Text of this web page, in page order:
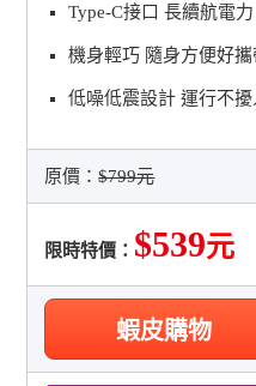
Type-C接口 長續航電力
機身輕巧 隨身方便好攜
低噪低震設計 運行不擾
原價：$799元
限時特價： $539元
蝦皮購物